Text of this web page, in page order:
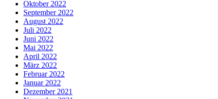
Oktober 2022
September 2022
August 2022
Juli 2022
Juni 2022
Mai 2022
April 2022
März 2022
Februar 2022
Januar 2022
Dezember 2021